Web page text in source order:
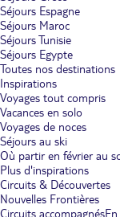
Séjours Espagne
Séjours Maroc
Séjours Tunisie
Séjours Egypte
Toutes nos destinations
Inspirations
Voyages tout compris
Vacances en solo
Voyages de noces
Séjours au ski
Où partir en février au
Plus d'inspirations
Circuits & Découvertes
Nouvelles Frontières
Circuits accompagnés